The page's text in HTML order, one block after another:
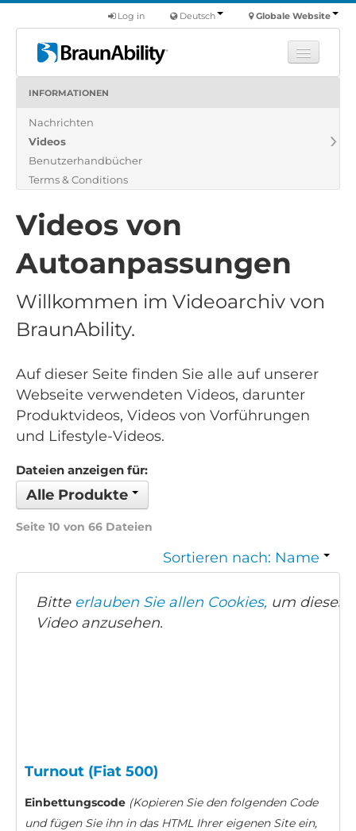
Globale Website
Deutsch
Log in
Produkte
Über uns
Finde einen Händler
INFORMATIONEN
Nachrichten
Videos
Benutzerhandbücher
Terms & Conditions
Videos von
Autoanpassungen
Willkommen im Videoarchiv von
BraunAbility.
Auf dieser Seite finden Sie alle auf unserer
Webseite verwendeten Videos, darunter
Produktvideos, Videos von Vorführungen
und Lifestyle-Videos.
Dateien anzeigen für:
Alle Produkte
Seite 10 von 66 Dateien
Sortieren nach: Name
Bitte erlauben Sie allen Cookies, um dieses
Video anzusehen.
Turnout (Fiat 500)
Einbettungscode (Kopieren Sie den folgenden Code
und fügen Sie ihn in das HTML Ihrer eigenen Site ein,